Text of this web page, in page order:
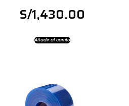
S/1,430.00
Añadir al carrito